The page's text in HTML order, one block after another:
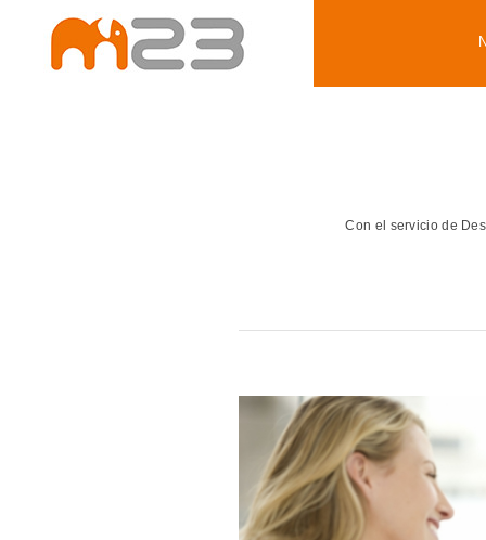
Con el servicio de